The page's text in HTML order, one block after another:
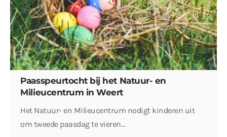
Paasspeurtocht bij het Natuur- en
Milieucentrum in Weert
Het Natuur- en Milieucentrum nodigt kinderen uit
om tweede paasdag te vieren…